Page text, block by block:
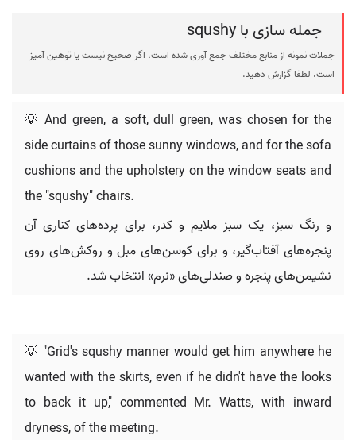
جمله سازی با squshy
جملات نمونه از منابع مختلف جمع آوری شده است، اگر صحیح نیست یا توهین آمیز
است، لطفا گزارش دهید.
💡 And green, a soft, dull green, was chosen for the
side curtains of those sunny windows, and for the sofa
cushions and the upholstery on the window seats and
the "squshy" chairs.
و رنگ سبز، یک سبز ملایم و کدر، برای پرده‌های کناری آن
پنجره‌های آفتاب‌گیر، و برای کوسن‌های مبل و روکش‌های روی
نشیمن‌های پنجره و صندلی‌های «نرم» انتخاب شد.
💡 "Grid's squshy manner would get him anywhere he
wanted with the skirts, even if he didn't have the looks
to back it up," commented Mr. Watts, with inward
dryness, of the meeting.